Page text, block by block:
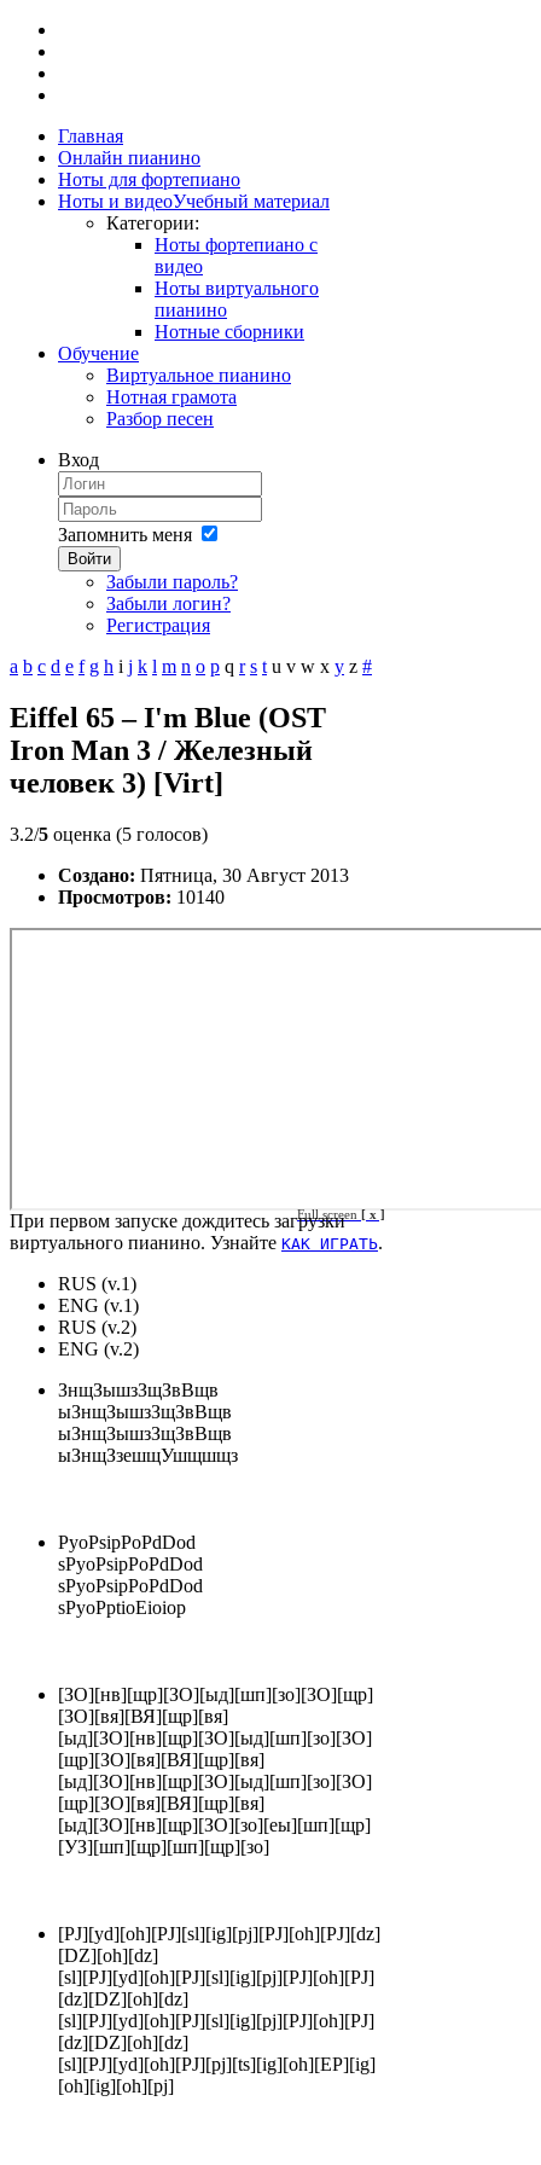
Главная
Онлайн пианино
Ноты для фортепиано
Ноты и видеоУчебный материал
Категории:
Ноты фортепиано с
видео
Ноты виртуального
пианино
Нотные сборники
Обучение
Виртуальное пианино
Нотная грамота
Разбор песен
Вход
Запомнить меня
Войти
Забыли пароль?
Забыли логин?
Регистрация
a b c d e f g h i j k l m n o p q r s t u v w x y z #
Eiffel 65 – I'm Blue (OST
Iron Man 3 / Железный
человек 3) [Virt]
3.2/5 оценка (5 голосов)
Создано: Пятница, 30 Август 2013
Просмотров: 10140
Full screen [ x ]
При первом запуске дождитесь загрузки
виртуального пианино. Узнайте КАК ИГРАТЬ.
RUS (v.1)
ENG (v.1)
RUS (v.2)
ENG (v.2)
ЗнщЗышзЗщЗвВщв
ыЗнщЗышзЗщЗвВщв
ыЗнщЗышзЗщЗвВщв
ыЗнщЗзешщУшщшщз
PyoPsipPoPdDod
sPyoPsipPoPdDod
sPyoPsipPoPdDod
sPyoPptioEioiop
[ЗО][нв][щр][ЗО][ыд][шп][зо][ЗО][щр]
[ЗО][вя][ВЯ][щр][вя]
[ыд][ЗО][нв][щр][ЗО][ыд][шп][зо][ЗО]
[щр][ЗО][вя][ВЯ][щр][вя]
[ыд][ЗО][нв][щр][ЗО][ыд][шп][зо][ЗО]
[щр][ЗО][вя][ВЯ][щр][вя]
[ыд][ЗО][нв][щр][ЗО][зо][еы][шп][щр]
[УЗ][шп][щр][шп][щр][зо]
[PJ][yd][oh][PJ][sl][ig][pj][PJ][oh][PJ][dz]
[DZ][oh][dz]
[sl][PJ][yd][oh][PJ][sl][ig][pj][PJ][oh][PJ]
[dz][DZ][oh][dz]
[sl][PJ][yd][oh][PJ][sl][ig][pj][PJ][oh][PJ]
[dz][DZ][oh][dz]
[sl][PJ][yd][oh][PJ][pj][ts][ig][oh][EP][ig]
[oh][ig][oh][pj]